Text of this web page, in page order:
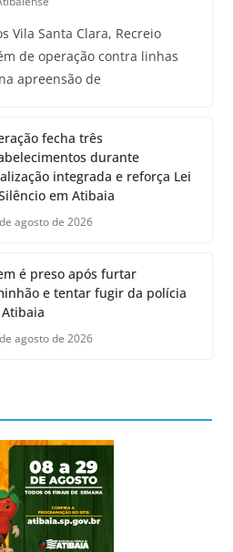
Vila Santa Clara, Recreio
de operação contra linhas
apreensão de
fecha três
durante
integrada e reforça Lei
em Atibaia
agosto de 2026
é preso após furtar
e tentar fugir da polícia
agosto de 2026